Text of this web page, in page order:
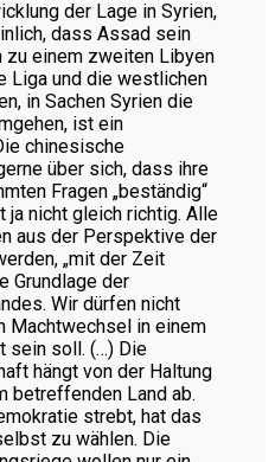
der Lage in Syrien,
dass Assad sein
zu einem zweiten Libyen
Liga und die westlichen
in Sachen Syrien die
ist ein
chinesische
über sich, dass ihre
Fragen „beständig“
ja nicht gleich richtig. Alle
aus der Perspektive der
„mit der Zeit
Grundlage der
Wir dürfen nicht
Machtwechsel in einem
sein soll. (…) Die
hängt von der Haltung
betreffenden Land ab.
strebt, hat das
zu wählen. Die